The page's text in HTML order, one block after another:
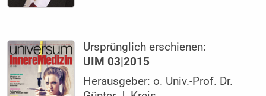
Ursprünglich erschienen:
UIM 03|2015
Herausgeber: o. Univ.-Prof. Dr.